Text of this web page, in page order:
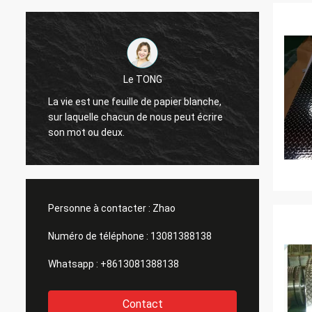
Le TONG
La vie est une feuille de papier blanche,
sur laquelle chacun de nous peut écrire
son mot ou deux.
De
pour
soja,
Personne à contacter : Zhao
Numéro de téléphone : 13081388138
Whatsapp : +8613081388138
Contact